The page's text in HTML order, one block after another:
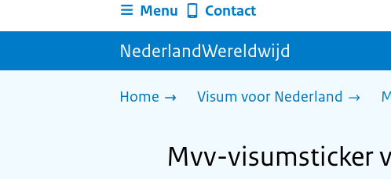
Menu Contact
NederlandWereldwijd
Home Visum voor Nederland
Mvv-visumsticker